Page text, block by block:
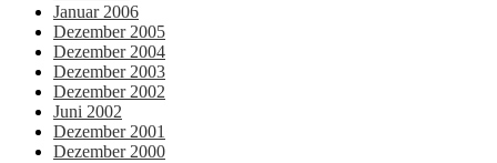
Januar 2006
Dezember 2005
Dezember 2004
Dezember 2003
Dezember 2002
Juni 2002
Dezember 2001
Dezember 2000